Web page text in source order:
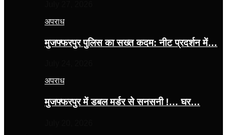
अपराध
मुजफ्फरपुर पुलिस का सख्त कदम: नीट प्रदर्शन में…
अपराध
मुजफ्फरपुर में डबल मर्डर से सनसनी !… घर…